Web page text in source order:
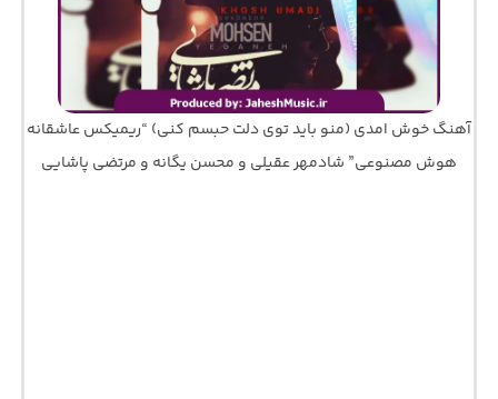
آهنگ خوش امدی (منو باید توی دلت حبسم کنی) “ریمیکس عاشقانه
هوش مصنوعی” شادمهر عقیلی و محسن یگانه و مرتضی پاشایی